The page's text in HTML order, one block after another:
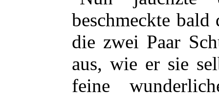
beschmeckte bald
die zwei Paar
aus, wie er sie
feine